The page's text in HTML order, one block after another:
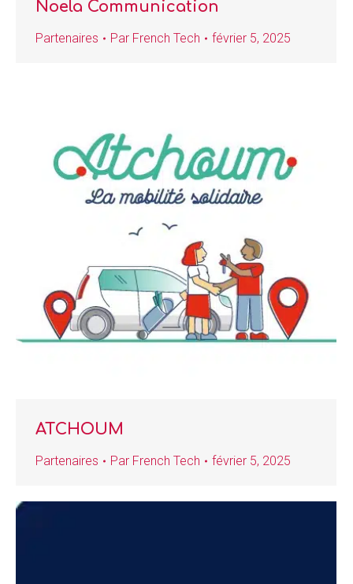
Noela Communication
Partenaires Par French Tech février 5, 2025
ATCHOUM
Partenaires Par French Tech février 5, 2025